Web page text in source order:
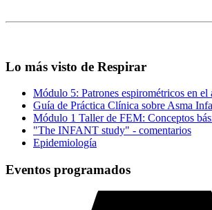
Lo más visto de Respirar
Módulo 5: Patrones espirométricos en el
Guía de Práctica Clínica sobre Asma
Módulo 1 Taller de FEM: Conceptos
"The INFANT study" - comentarios
Epidemiología
Eventos programados